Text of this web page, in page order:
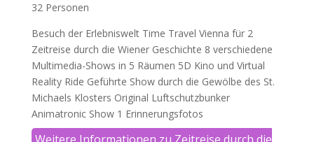
32 Personen
Besuch der Erlebniswelt Time Travel Vienna für 2
Zeitreise durch die Wiener Geschichte 8 verschiedene
Multimedia-Shows in 5 Räumen 5D Kino und Virtual
Reality Ride Geführte Show durch die Gewölbe des St.
Michaels Klosters Original Luftschutzbunker
Animatronic Show 1 Erinnerungsfotos